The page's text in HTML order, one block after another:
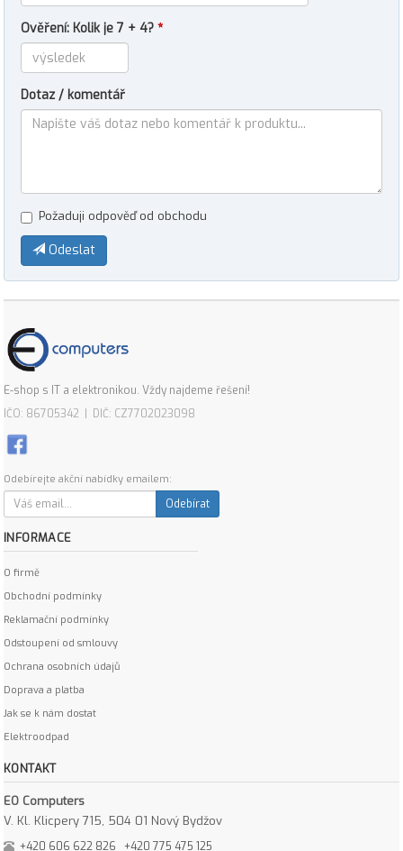
Ověření: Kolik je 7 + 4? *
Dotaz / komentář
Požaduji odpověď od obchodu
Odeslat
E-shop s IT a elektronikou. Vždy najdeme řešení!
IČO: 86705342 | DIČ: CZ7702023098
Odebírejte akční nabídky emailem:
Odebírat
INFORMACE
O firmě
Obchodní podmínky
Reklamační podmínky
Odstoupení od smlouvy
Ochrana osobních údajů
Doprava a platba
Jak se k nám dostat
Elektroodpad
KONTAKT
EO Computers
V. Kl. Klicpery 715, 504 01 Nový Bydžov
+420 606 622 826 +420 775 475 125